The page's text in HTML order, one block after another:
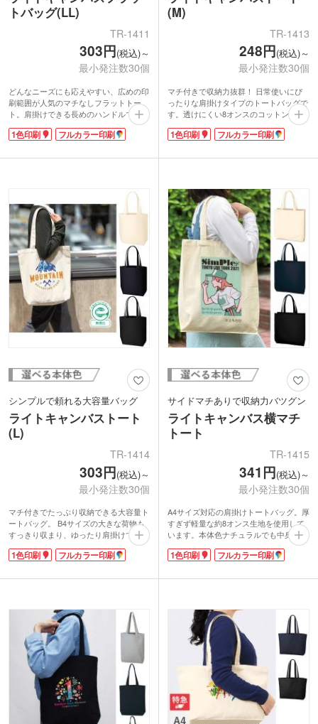
トバッグ(LL)
TR-1411
303円(税込)～
最小発注数30個
どんなニーズにも応えやすい、広めの印
刷範囲が人気のマチなしフラットトー
ト。肩掛けできる長めのハンドルでA3
サイズが折らずに入ります。ロゴが思い
っきり目立ってPR効果バツグン！少し
す。
用意。展示会ノベルティにオススメで
す。
1色印刷 フルカラー印刷
(M)
TR-1413
248円(税込)～
最小発注数30個
マチ付きで収納力抜群！ 日常使いにぴ
ったりな肩掛けタイプのトートバッグで
す。透けにくい8オンスのコットン素材
を使用しており、中身が見えにくいのも
嬉しいポイント。A4サイズの展示会資料
でビジネスシーンやイベント用途にも最
も対応。メインバッグにもサブバッグに
も使いやすい、ちょうど良いサイズ感の
トート。オリジナルロゴをプリントして
記念品やノベルティとしてもおすすめで
す。
1色印刷 フルカラー印刷
シンプルで頼れる大容量バッグ
ライトキャンバストート
(L)
TR-1414
303円(税込)～
最小発注数30個
マチ付きでたっぷり収納できる大容量ト
ートバッグ。 B4サイズの大きな荷物も
すっきり収まり、ゆったり肩掛けできる
ので持ち運びも快適です。中身が透けに
くい8オンスのコットン素材を使用して
す。通勤・通学・習い事、プチ旅行にも
ロゴやイベント名をプリントしてオリジ
ナルバッグが作れます。名入れ範囲が広
めなので、販促効果も抜群のノベルティ
です。
1色印刷 フルカラー印刷
サイドマチありで収納力バツグン
ライトキャンバス横マチ
トート
TR-1415
341円(税込)～
最小発注数30個
A4サイズ対応の肩掛けトートバッグ。厚
すぎず軽量な約8オンス生地を使用して
います。本体色ナチュラルでも中身の透
け感がほぼありません。サイドに約
100mmのマチが付いており、見た目以
にノベルティを配布する展示会での使用
ます。1色からフルカラー印刷まで対応
できるので、オリジナリティあふれるバ
ッグを製作できますよ。
1色印刷 フルカラー印刷